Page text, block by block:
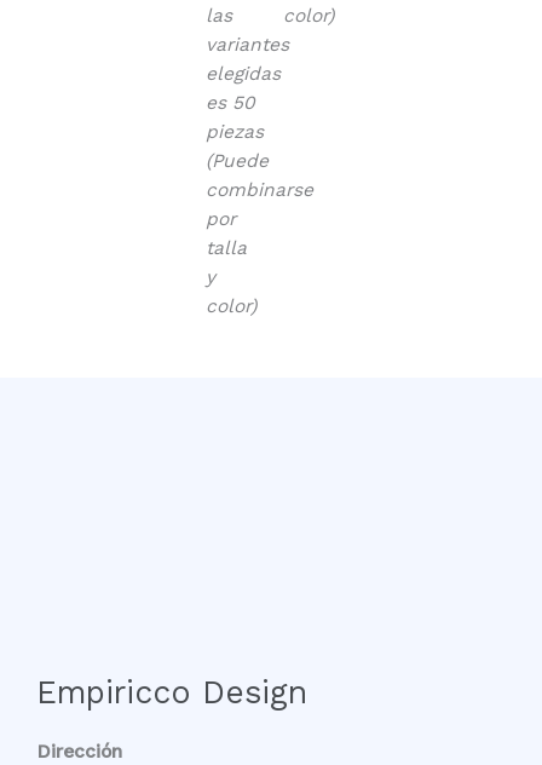
las
variantes
elegidas
es 50
piezas
(Puede
combinarse
por
talla
y
color)
color)
Empiricco Design
Dirección